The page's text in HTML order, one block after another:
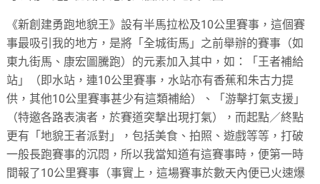
《新創建勇跑地貌王》設有半馬拉松及10公里賽事，這個賽
事最吸引我的地方，是將「全城街馬」之前舉辦的賽事（如
東九街馬、康宏圖騰跑）的元素加入其中，如：「王者補給
站」（即水站，連10公里賽事，水站亦有香蕉和朱古力提
供，其他10公里賽事甚少有這類補給）、「游擊打氣支援」
（特邀各路表演者，於賽道突撃出現打氣），而起點／終點
更有「地貌王者派對」，包括美食、拍照、遊戲等等，打破
一般長跑賽事的沉悶，所以我當知道有這賽事時，便第一時
間報了10公里賽事（事實上，這場賽事於數天內便已火速爆